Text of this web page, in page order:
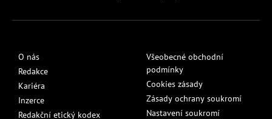
O nás
Redakce
Kariéra
Inzerce
Redakční etický kodex
Všeobecné obchodní
podmínky
Cookies zásady
Zásady ochrany soukromí
Nastavení soukromí